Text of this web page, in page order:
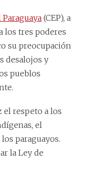
(CEP), a
los tres poderes
su preocupación
desalojos y
pueblos
el respeto a los
el
paraguayos.
la Ley de